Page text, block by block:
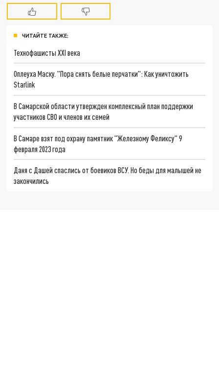
ЧИТАЙТЕ ТАКЖЕ:
Технофашисты XXI века
Оплеуха Маску. "Пора снять белые перчатки": Как уничтожить
Starlink
В Самарской области утвержден комплексный план поддержки
участников СВО и членов их семей
В Самаре взят под охрану памятник "Железному Феликсу" 9
февраля 2023 года
Даня с Дашей спаслись от боевиков ВСУ. Но беды для малышей не
закончились